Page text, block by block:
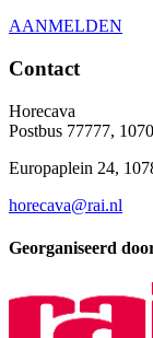
AANMELDEN
Contact
Horecava
Postbus 77777,
Europaplein 24,
horecava@rai.nl
Georganiseerd